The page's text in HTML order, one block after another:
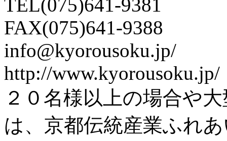
TEL(075)641-9381
FAX(075)641-9388
info@kyorousoku.jp/
http://www.kyorousoku.jp/
２０名様以上の場合や
は、京都伝統産業ふれ